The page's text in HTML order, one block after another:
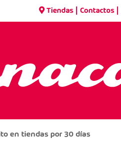
Tiendas| Contactos|
en tiendas por 30 días